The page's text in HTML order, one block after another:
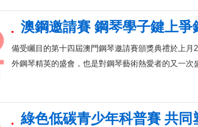
澳鋼邀請賽 鋼琴學子鍵上爭
備受矚目的第十四屆澳門鋼琴邀請賽頒獎典禮於上
外鋼琴精英的盛會，也是對鋼琴藝術熱愛者的又一次
綠色低碳青少年科普賽 共同